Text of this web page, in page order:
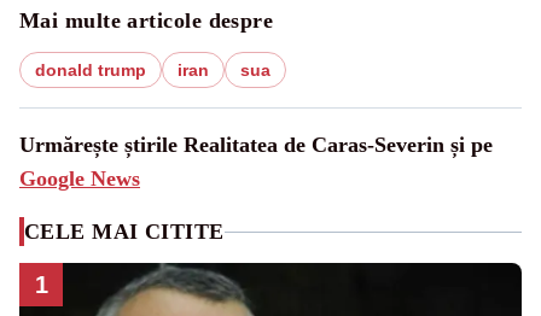
Mai multe articole despre
donald trump iran sua
Urmărește știrile Realitatea de Caras-Severin și pe
Google News
CELE MAI CITITE
1